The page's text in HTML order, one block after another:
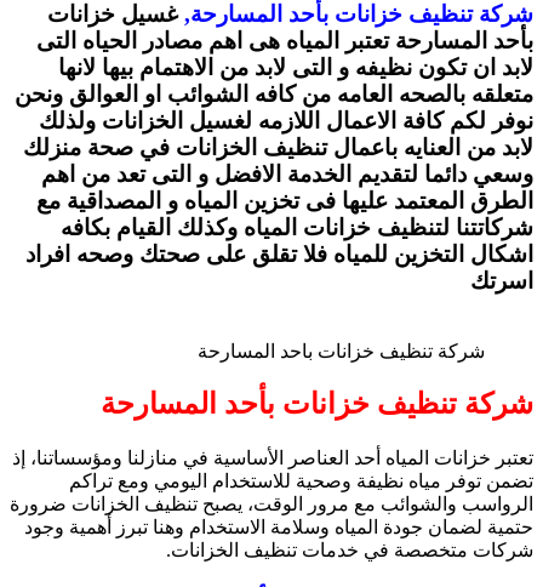
شركة تنظيف خزانات بأحد المسارحة,غسيل خزانات
بأحد المسارحة تعتبر المياه هى اهم مصادر الحياه التى
لابد ان تكون نظيفه و التى لابد من الاهتمام بيها لانها
متعلقه بالصحه العامه من كافه الشوائب او العوالق ونحن
نوفر لكم كافة الاعمال اللازمه لغسيل الخزانات ولذلك
لابد من العنايه باعمال تنظيف الخزانات في صحة منزلك
وسعي دائما لتقديم الخدمة الافضل و التى تعد من اهم
الطرق المعتمد عليها فى تخزين المياه و المصداقية مع
شركاتتنا لتنظيف خزانات المياه وكذلك القيام بكافه
اشكال التخزين للمياه فلا تقلق على صحتك وصحه افراد
اسرتك
شركة تنظيف خزانات باحد المسارحة
شركة تنظيف خزانات بأحد المسارحة
تعتبر خزانات المياه أحد العناصر الأساسية في منازلنا ومؤسساتنا، إذ
تضمن توفر مياه نظيفة وصحية للاستخدام اليومي ومع تراكم
الرواسب والشوائب مع مرور الوقت، يصبح تنظيف الخزانات ضرورة
حتمية لضمان جودة المياه وسلامة الاستخدام وهنا تبرز أهمية وجود
شركات متخصصة في خدمات تنظيف الخزانات.